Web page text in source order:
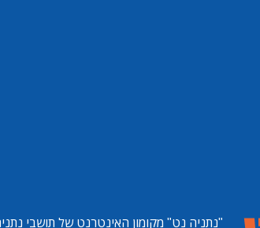
"נתניה נט" מקומון האינטרנט של תושבי